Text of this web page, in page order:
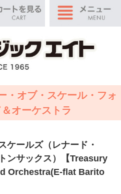
・オブ・スケール・フォ
オーケストラ
ケールズ（レナード・
ンサックス）【Treasury
Orchestra(E-flat Barito